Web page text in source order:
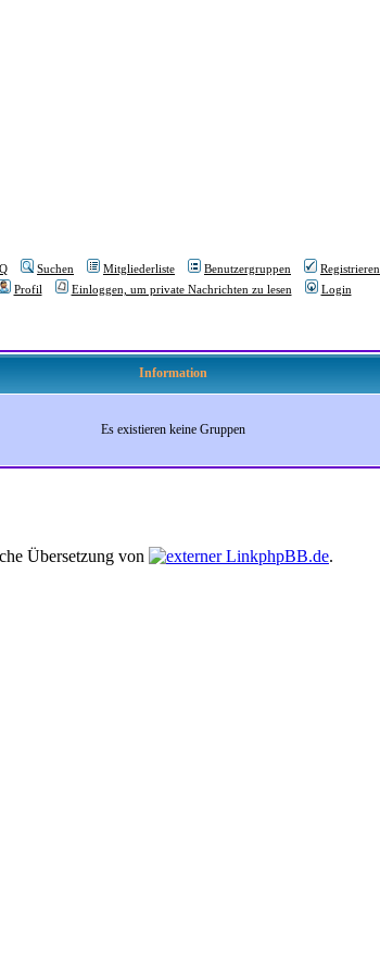
Suchen Mitgliederliste Benutzergruppen
Registrieren
Profil
Einloggen, um private Nachrichten zu lesen Login
Information
Es existieren keine Gruppen
Übersetzung von phpBB.de.